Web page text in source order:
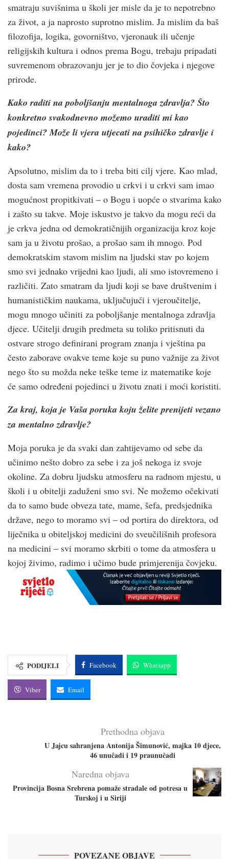
smatraju suvišnima u školi jer misle da je to nepotrebno
za život, a ja naprosto suprotno mislim. Ja mislim da baš
filozofija, logika, govorništvo, vjeronauk ili učenje
religijskih kultura i odnos prema Bogu, trebaju pripadati
suvremenom obrazovanju jer je to dio čovjeka i njegove
prirode.
Kako raditi na poboljšanju mentalnoga zdravlja? Što
konkretno svakodnevno možemo uraditi mi kao
pojedinci? Može li vjera utjecati na psihičko zdravlje i
kako?
Apsolutno, mislim da to i treba biti cilj vjere. Kao mlad,
dosta sam vremena provodio u crkvi i u crkvi sam imao
mogućnost propitkivati – o Bogu i uopće o stvarima kako
i zašto su takve. Moje iskustvo je takvo da mogu reći da
je crkva jedna od demokratičnijih organizacija kroz koje
sam ja u životu prošao, a prošao sam ih mnogo. Pod
demokratskim stavom mislim na ljudski stav po kojem
smo svi jednako vrijedni kao ljudi, ali smo istovremeno i
različiti. Zato smatram da ljudi koji se bave društvenim i
humanističkim naukama, uključujući i vjeroučitelje,
mogu mnogo učiniti za poboljšanje mentalnoga zdravlja
djece. Učitelji drugih predmeta su toliko pritisnuti da
ostvare strogo definirani program znanja i vještina pa
često zaborave ovakve teme koje su puno važnije za život
nego što su možda neke teške teme iz matematike koje
će samo određeni pojedinci u životu znati i moći koristiti.
Za kraj, koja je Vaša poruka koju želite prenijeti vezano
za mentalno zdravlje?
Moja poruka je da svaki dan zahtijevamo od sebe da
učinimo nešto dobro za sebe i za još nekoga iz svoje
okoline. Za dobru ljudsku atmosferu na radnom mjestu, u
školi i u obitelji zaduženi smo svi. Ne možemo očekivati
da to samo bude obveza tate, mame, šefa, predsjednika
države, nego to moramo svi – od portira do direktora, od
liječnika u obiteljskoj medicini do sveučilišnih profesora
na medicini – svi moramo skrbiti o tome da atmosfera u
kojoj živimo, radimo i učimo bude primjerenija čovjeku.
PODIJELI Facebook Whatsapp
Viber Email
Prethodna objava
U Jajcu sahranjena Antonija Šimunović, majka 10 djece,
46 unučadi i 19 praunučadi
Naredna objava
Provincija Bosna Srebrena pomaže stradale od potresa u
Turskoj i u Siriji
POVEZANE OBJAVE